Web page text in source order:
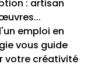
: artisan
emploi en
vous guide
votre créativité